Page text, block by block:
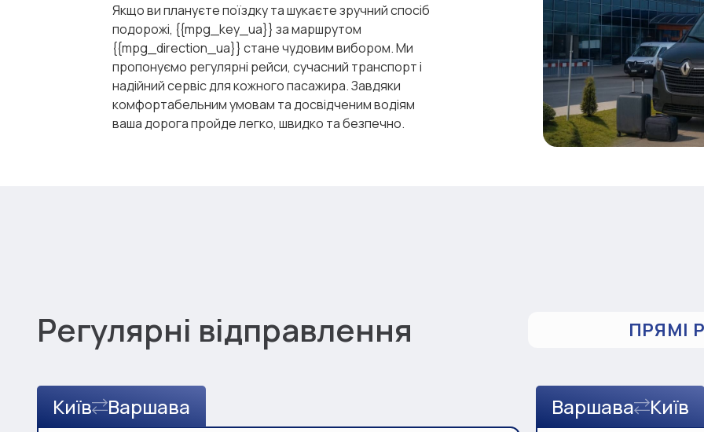
Якщо ви плануєте поїздку та шукаєте зручний спосіб
подорожі, {{mpg_key_ua}} за маршрутом
{{mpg_direction_ua}} стане чудовим вибором. Ми
пропонуємо регулярні рейси, сучасний транспорт і
надійний сервіс для кожного пасажира. Завдяки
комфортабельним умовам та досвідченим водіям
ваша дорога пройде легко, швидко та безпечно.
Регулярні відправлення ПРЯМІ
Київ Варшава Варшава Київ